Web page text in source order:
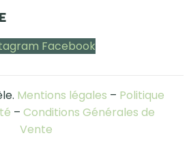
Facebook
Mentions légales – Politique
– Conditions Générales de
Vente